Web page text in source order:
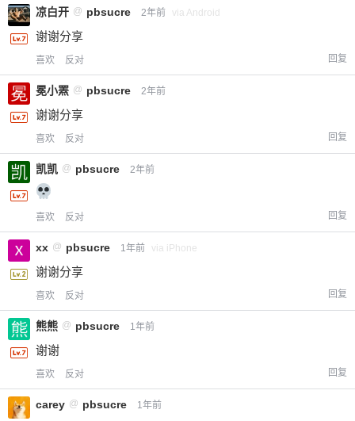
凉白开 @ pbsucre 2年前 via Android
谢谢分享
喜欢 反对 回复
冕小罴 @ pbsucre 2年前
谢谢分享
喜欢 反对 回复
凯凯 @ pbsucre 2年前
喜欢 反对 回复
xx @ pbsucre 1年前 via iPhone
谢谢分享
喜欢 反对 回复
熊熊 @ pbsucre 1年前
谢谢
喜欢 反对 回复
carey @ pbsucre 1年前